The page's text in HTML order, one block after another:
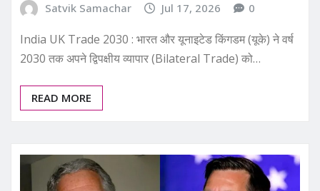
Satvik Samachar Jul 17, 2026 0
India UK Trade 2030 : भारत और यूनाइटेड किंगडम (यूके) ने वर्ष
2030 तक अपने द्विपक्षीय व्यापार (Bilateral Trade) को…
READ MORE